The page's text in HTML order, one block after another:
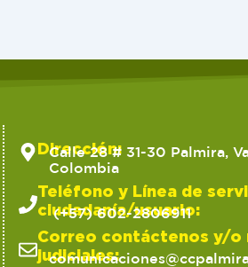
Dirección:
Calle 28 # 31-30 Palmira,
Colombia
Teléfono y Línea de
ciudadanía/usuario:
(+57) 602-2806911
Correo contáctenos y/o
judiciales: